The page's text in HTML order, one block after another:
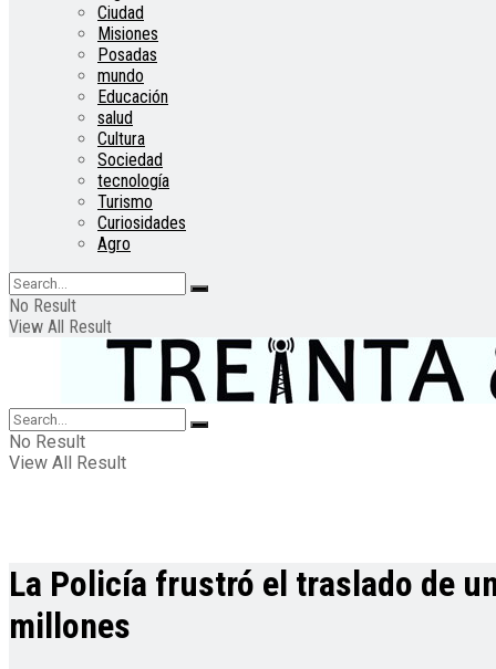
Ciudad
Misiones
Posadas
mundo
Educación
salud
Cultura
Sociedad
tecnología
Turismo
Curiosidades
Agro
No Result
View All Result
No Result
View All Result
La Policía frustró el traslado de
millones